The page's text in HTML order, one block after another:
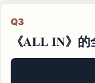
Q3
《ALL IN》